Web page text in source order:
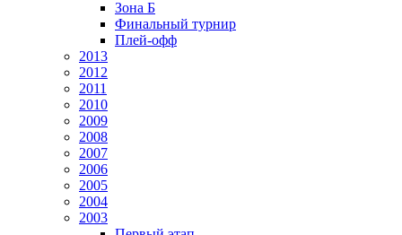
Зона Б
Финальный турнир
Плей-офф
2013
2012
2011
2010
2009
2008
2007
2006
2005
2004
2003